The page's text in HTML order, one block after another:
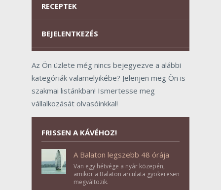
RECEPTEK
BEJELENTKEZÉS
Az Ön üzlete még nincs bejegyezve a alábbi
kategóriák valamelyikébe? Jelenjen meg Ön is
szakmai listánkban! Ismertesse meg
vállalkozását olvasóinkkal!
FRISSEN A KÁVÉHOZ!
A Balaton legszebb 48 órája
Van egy hétvége a nyár közepén,
amikor a Balaton arculata gyökeresen
megváltozik.